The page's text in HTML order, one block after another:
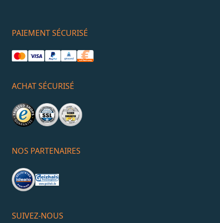
PAIEMENT SÉCURISÉ
ACHAT SÉCURISÉ
NOS PARTENAIRES
SUIVEZ-NOUS